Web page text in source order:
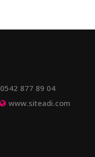
0542 877 89 04
www.siteadi.com